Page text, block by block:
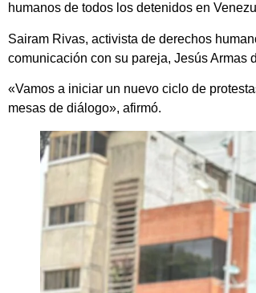
humanos de todos los detenidos en
Sairam Rivas, activista de derechos
comunicación con su pareja, Jesús Armas
«Vamos a iniciar un nuevo ciclo de
mesas de diálogo», afirmó.